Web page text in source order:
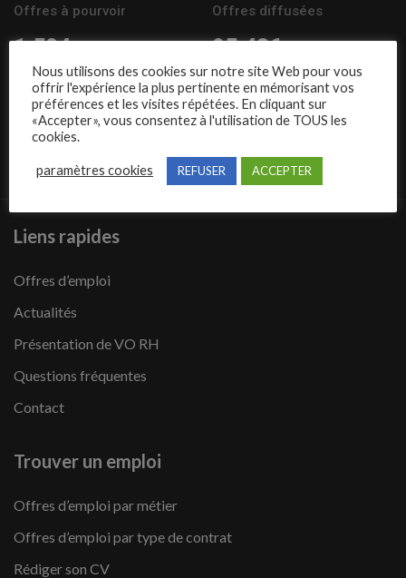
Offres à pourvoir Offres diffusées
1,504
Entreprises
95,486
Candidats
Nous suivre
Liens rapides
Offres d’emploi
Actualités
Présentation de VO RH
Questions fréquentes
Contact
Trouver un emploi
Offres d’emploi par métier
Offres d’emploi par type de contrat
Rédiger son CV
Nous utilisons des cookies sur notre site Web pour vous
offrir l'expérience la plus pertinente en mémorisant vos
préférences et les visites répétées. En cliquant sur
«Accepter», vous consentez à l'utilisation de TOUS les
cookies.
paramètres cookies REFUSER ACCEPTER